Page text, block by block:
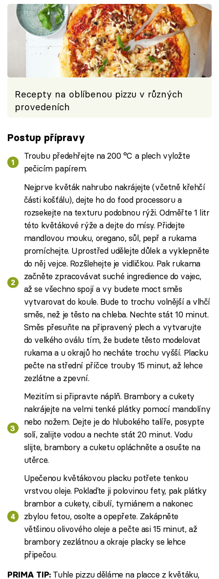
Recepty na oblíbenou pizzu v různých
provedeních
Postup přípravy
Troubu předehřejte na 200 °C a plech vyložte
pečicím papírem.
Nejprve květák nahrubo nakrájejte (včetně křehčí
části košťálu), dejte ho do food processoru a
rozsekejte na texturu podobnou rýži. Odměřte 1 litr
této květákové rýže a dejte do mísy. Přidejte
mandlovou mouku, oregano, sůl, pepř a rukama
promíchejte. Uprostřed udělejte důlek a vyklepněte
do něj vejce. Rozšlehejte je vidličkou. Pak rukama
začněte zpracovávat suché ingredience do vajec,
až se všechno spojí a vy budete moct směs
vytvarovat do koule. Bude to trochu volnější a vlhčí
směs, než je těsto na chleba. Nechte stát 10 minut.
Směs přesuňte na připravený plech a vytvarujte
do velkého oválu tím, že budete těsto modelovat
rukama a u okrajů ho necháte trochu vyšší. Placku
pečte na střední příčce trouby 15 minut, až lehce
zezlátne a zpevní.
Mezitím si připravte náplň. Brambory a cukety
nakrájejte na velmi tenké plátky pomocí mandolíny
nebo nožem. Dejte je do hlubokého talíře, posypte
solí, zalijte vodou a nechte stát 20 minut. Vodu
slijte, brambory a cuketu opláchněte a osušte na
utěrce.
Upečenou květákovou placku potřete tenkou
vrstvou oleje. Poklaďte ji polovinou fety, pak plátky
brambor a cukety, cibulí, tymiánem a nakonec
zbylou fetou, osolte a opepřete. Zakápněte
většinou olivového oleje a pečte asi 15 minut, až
brambory zezlátnou a okraje placky se lehce
připečou.
PRIMA TIP:Tuhle pizzu děláme na placce z květáku,